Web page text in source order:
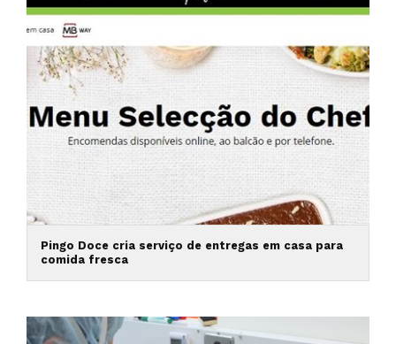
Pingo Doce cria serviço de entregas em casa para
comida fresca